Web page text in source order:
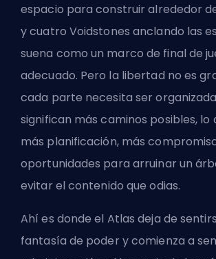
espacio para construir alrededor
y cuatro Voidstones anclando las
suena como un marco de final de
adecuado. Pero la libertad no es
cada parte necesita ser
significan más caminos posibles, lo
más planificación, más
oportunidades para arruinar un
evitar el contenido que odias.
Ahí es donde el Atlas deja de
fantasía de poder y comienza a